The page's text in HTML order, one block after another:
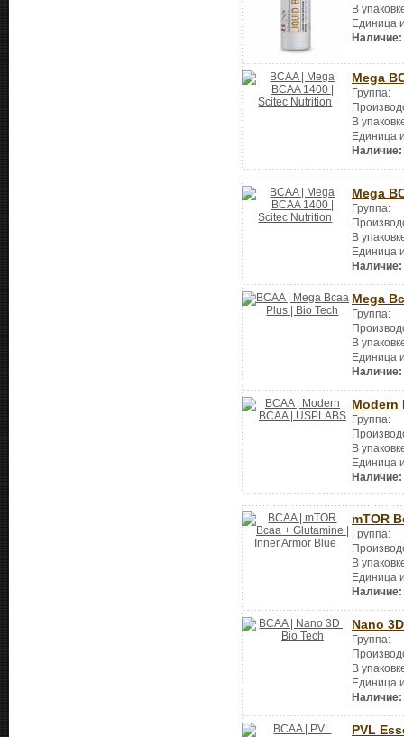
В
Единица
Наличие:
Mega
Группа:
В
Единица
Наличие:
Mega
Группа:
В
Единица
Наличие:
Mega
Группа:
В
Единица
Наличие:
Modern
Группа:
В
Единица
Наличие:
mTOR
Группа:
В
Единица
Наличие:
Nano 3D
Группа:
В
Единица
Наличие:
PVL